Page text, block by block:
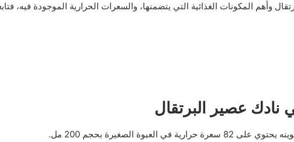
وأهم المكونات الغذائية التي يتضمنها، والسعرات الحرارية الموجودة فيه،
نادك عصير البرتقال
الصغيرة بحجم 200 مل.